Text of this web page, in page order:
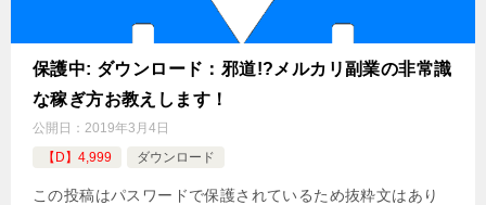
保護中: ダウンロード：邪道!?メルカリ副業の非常識
な稼ぎ方お教えします！
公開日： 2019年3月4日
【D】4,999
ダウンロード
この投稿はパスワードで保護されているため抜粋文はあり